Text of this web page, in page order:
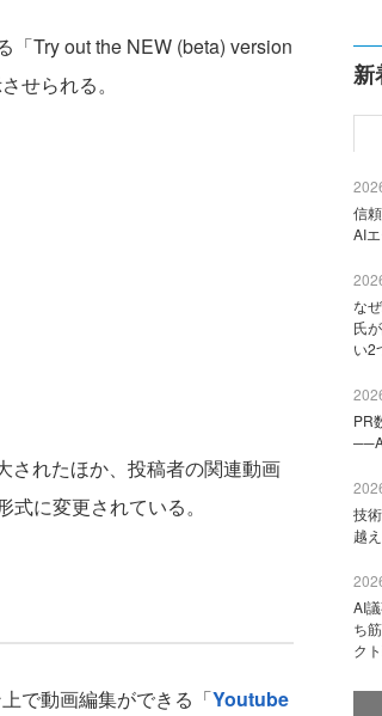
Try out the NEW (beta) version
せられる。
れたほか、投稿者の関連動画
に変更されている。
で動画編集ができる「Youtube
新
信
AI
な
氏
い2
PR
技
越
AI
ち
ク